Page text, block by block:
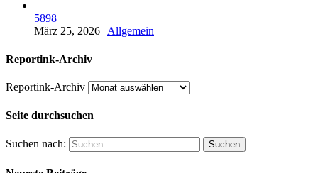
5898
März 25, 2026 | Allgemein
Reportink-Archiv
Reportink-Archiv
Seite durchsuchen
Suchen nach: